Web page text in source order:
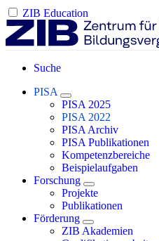
ZIB Education
Suche
PISA
PISA 2025
PISA 2022
PISA Archiv
PISA Publikationen
Kompetenzbereiche
Beispielaufgaben
Forschung
Projekte
Publikationen
Förderung
ZIB Akademien